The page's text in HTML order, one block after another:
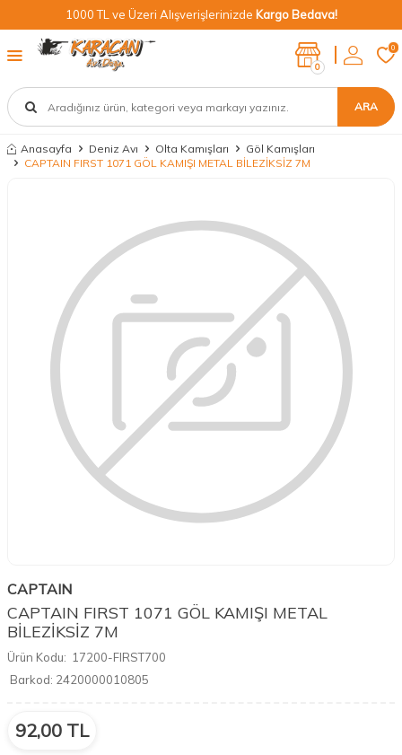
1000 TL ve Üzeri Alışverişlerinizde Kargo Bedava!
ARA
0
0
Anasayfa Deniz Avı Olta Kamışları
Göl Kamışları
CAPTAIN FIRST 1071 GÖL KAMIŞI METAL BİLEZİKSİZ 7M
CAPTAIN
CAPTAIN FIRST 1071 GÖL KAMIŞI METAL
BİLEZİKSİZ 7M
Ürün Kodu: 17200-FIRST700
Barkod: 2420000010805
92,00 TL